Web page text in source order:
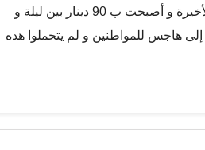
لسيارة الأجرة الأخيرة و أصبحت ب 90 دينار بين ليلة و
هاجس للمواطنين و لم يتحملوا هده